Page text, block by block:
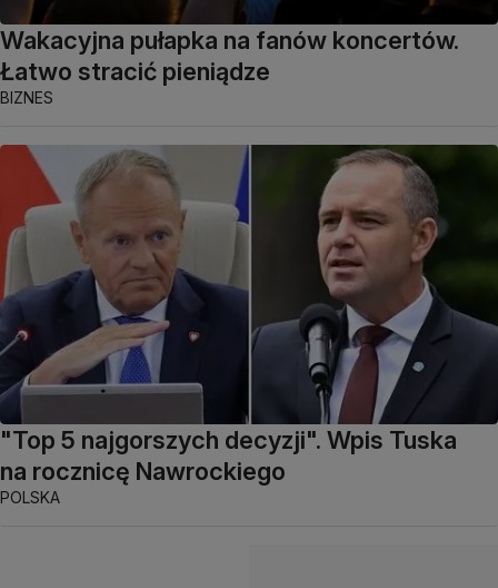
Wakacyjna pułapka na fanów koncertów.
Łatwo stracić pieniądze
BIZNES
"Top 5 najgorszych decyzji". Wpis Tuska
na rocznicę Nawrockiego
POLSKA